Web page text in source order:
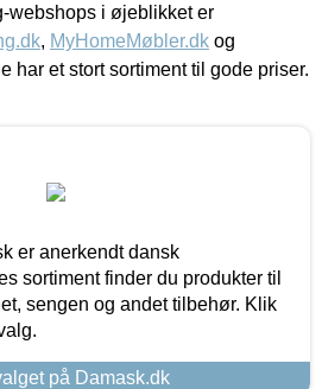
webshops i øjeblikket er
, MyHomeMøbler.dk og
har et stort sortiment til gode priser.
er anerkendt dansk
sortiment finder du produkter til
sengen og andet tilbehør. Klik
på Damask.dk